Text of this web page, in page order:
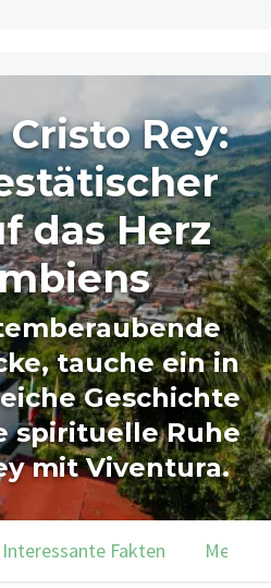
Rey:
das Herz
tauche ein in
Geschichte
spirituelle Ruhe
mit Viventura.
Interessante Fakten